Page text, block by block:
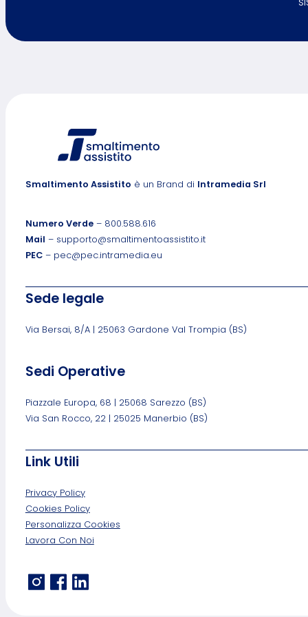
Smaltimento Assistito è un Brand di Intramedia Srl
Numero Verde– 800.588.616
Mail – supporto@smaltimentoassistito.it
PEC– pec@pec.intramedia.eu
Sede legale
Via Bersai, 8/A | 25063 Gardone Val Trompia (BS)
Sedi Operative
Piazzale Europa, 68 | 25068 Sarezzo (BS)
Via San Rocco, 22 | 25025 Manerbio (BS)
Link Utili
Privacy Policy
Cookies Policy
Personalizza Cookies
Lavora Con Noi